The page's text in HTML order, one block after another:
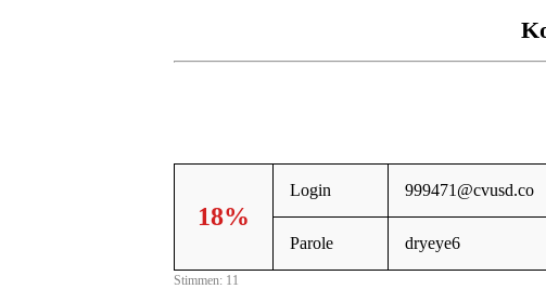
18%
Login 999471@cvusd.co
Parole dryeye6
Stimmen: 11